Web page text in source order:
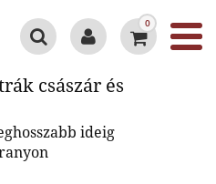
0
császár és
ideig
osztrák császár
király